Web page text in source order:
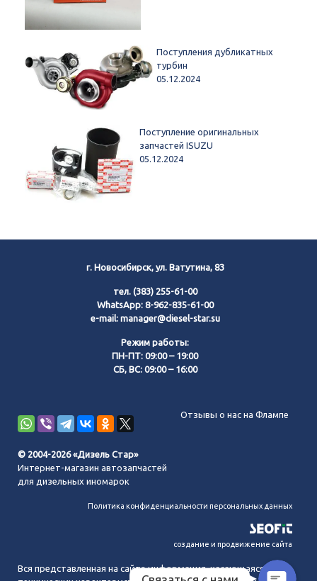
Поступления дубликатных
турбин
05.12.2024
Поступление оригинальных
запчастей ISUZU
05.12.2024
г. Новосибирск, ул. Ватутина, 83
тел. (383) 255-61-00
WhatsApp: 8-962-835-61-00
e-mail: manager@diesel-star.su
Режим работы:
ПН-ПТ: 09:00 – 19:00
СБ, ВС: 09:00 – 16:00
Отзывы о нас на Флампе
© 2004-2026 «Дизель Стар»
Интернет-магазин автозапчастей
для дизельных иномарок
Политика конфиденциальности персональных данных
создание и продвижение сайта
Вся представленная на сайте информация, касающаяся